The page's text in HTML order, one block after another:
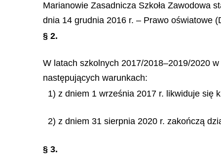
Marianowie Zasadnicza Szkoła Zawodowa
dnia 14 grudnia 2016 r. – Prawo oświatowe
§ 2.
W latach szkolnych 2017/2018–2019/2020
następujących warunkach:
1) z dniem 1 września 2017 r. likwiduje się
2) z dniem 31 sierpnia 2020 r. zakończą
§ 3.